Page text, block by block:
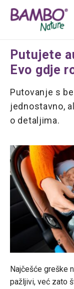
Putujete
Evo gdje
Putovanje s
jednostavno,
o detaljima.
Najčešće greške
pažljivi, već zato